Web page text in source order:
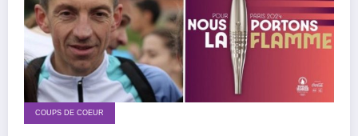
COUPS DE COEUR